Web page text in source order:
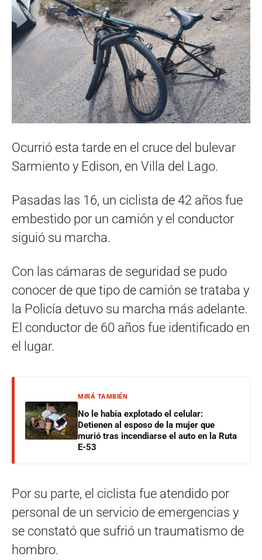
Ocurrió esta tarde en el cruce del bulevar
Sarmiento y Edison, en Villa del Lago.
Pasadas las 16, un ciclista de 42 años fue
embestido por un camión y el conductor
siguió su marcha.
Con las cámaras de seguridad se pudo
conocer de que tipo de camión se trataba y
la Policía detuvo su marcha más adelante.
El conductor de 60 años fue identificado en
el lugar.
MIRÁ TAMBIÉN
No le había explotado el celular:
Detienen al esposo de la mujer que
murió tras incendiarse el auto en la Ruta
E-53
Por su parte, el ciclista fue atendido por
personal de un servicio de emergencias y
se constató que sufrió un traumatismo de
hombro.